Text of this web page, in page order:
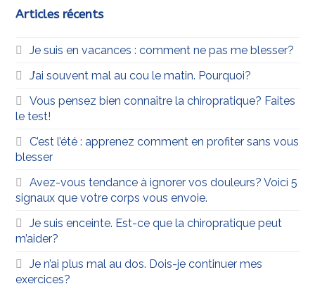
Articles récents
Je suis en vacances : comment ne pas me blesser?
J’ai souvent mal au cou le matin. Pourquoi?
Vous pensez bien connaître la chiropratique? Faites
le test!
C’est l’été : apprenez comment en profiter sans vous
blesser
Avez-vous tendance à ignorer vos douleurs? Voici 5
signaux que votre corps vous envoie.
Je suis enceinte. Est-ce que la chiropratique peut
m’aider?
Je n’ai plus mal au dos. Dois-je continuer mes
exercices?